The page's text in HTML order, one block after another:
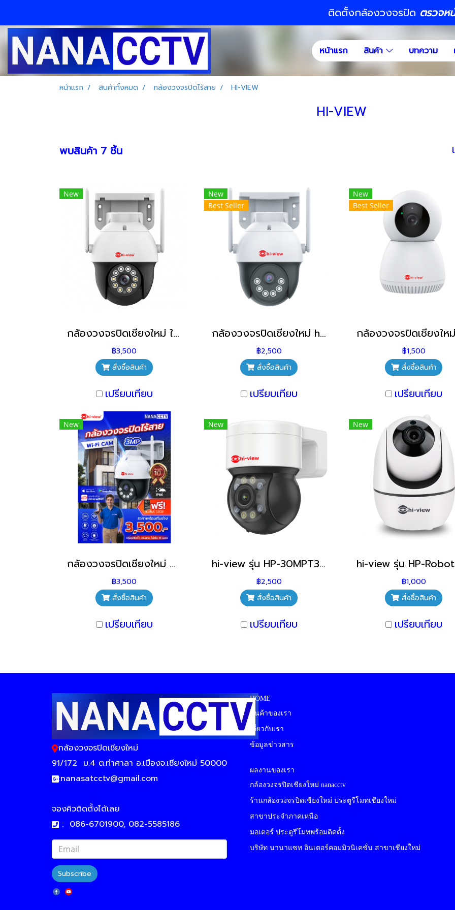
ติดตั้งกล้องวงจรปิด ตรวจห
หน้าแรก สินค้า บทความ
หน้าแรก สินค้าทั้งหมด กล้องวงจรปิดไร้สาย HI-VIEW
HI-VIEW
พบสินค้า 7 ชิ้น
New
กล้องวงจรปิดเชียงใหม่ ใส่ซิม 4G hi-view รุ่น HW-33MPT302-4G กล้องวงจรปิดไร้สายเชียงใหม่
฿3,500
สั่งซื้อสินค้า
เปรียบเทียบ
New
Best Seller
กล้องวงจรปิดเชียงใหม่ hi-view รุ่น HW-33MPT30W กล้องวงจรปิดไร้สายเชียงใหม่
฿2,500
สั่งซื้อสินค้า
เปรียบเทียบ
New
Best Seller
฿1,500
สั่งซื้อสินค้า
เปรียบเทียบ
New
กล้องวงจรปิดเชียงใหม่ กล้องวงจรปิดไร้สาย ภายนอก พร้อมติดตั้ง
฿3,500
สั่งซื้อสินค้า
เปรียบเทียบ
New
hi-view รุ่น HP-30MPT30W กล้องวงจรปิดไร้สายเชียงใหม่
฿2,500
สั่งซื้อสินค้า
เปรียบเทียบ
New
฿1,000
สั่งซื้อสินค้า
เปรียบเทียบ
กล้องวงจรปิดเชียงใหม่
91/172 ม.4 ต.ท่าศาลา อ.เมืองจ.เชียงใหม่ 50000
:nanasatcctv@gmail.com
จองคิวติดตั้งได้เลย
: 086-6701900, 082-5585186
Subscribe
HOME
สินค้าของเรา
เกี่ยวกับเรา
ข้อมูลข่าวสาร
ผลงานของเรา
กล้องวงจรปิดเชียงใหม่ nanacctv
ร้านกล้องวงจรปิดเชียงใหม่ ประตูรีโมทเชียงใหม่
สาขาประจำภาคเหนือ
มอเตอร์ ประตูรีโมทพร้อมติดตั้ง
บริษัท นานาแซท อินเตอร์คอมมิวนิเคชั่น สาขาเชียงใหม่